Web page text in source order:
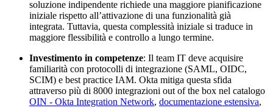
soluzione indipendente richiede una maggiore pianificazione
iniziale rispetto all’attivazione di una funzionalità già
integrata. Tuttavia, questa complessità iniziale si traduce in
maggiore flessibilità e controllo a lungo termine.
Investimento in competenze: Il team IT deve acquisire
familiarità con protocolli di integrazione (SAML, OIDC,
SCIM) e best practice IAM. Okta mitiga questa sfida
attraverso più di 8000 integrazioni out of the box nel catalogo
OIN - Okta Integration Network, documentazione estensiva,